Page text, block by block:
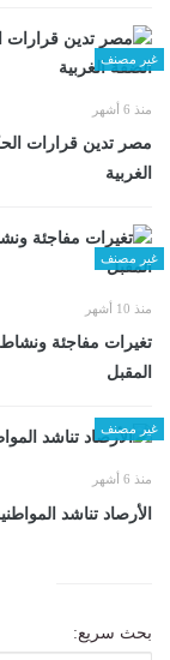
غير مصنف
منذ 6 أشهر
مصر تدين قرارات
الغربية
غير مصنف
منذ 10 أشهر
تغيرات مفاجئة
المقبل
غير مصنف
منذ 6 أشهر
الأرصاد تناشد
بحث سريع: